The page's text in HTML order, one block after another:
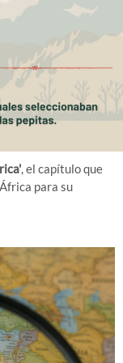
, el capítulo que
para su